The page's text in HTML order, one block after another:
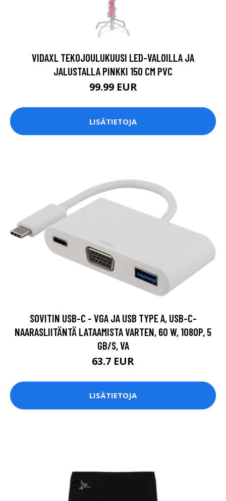
VIDAXL TEKOJOULUKUUSI LED-VALOILLA JA
JALUSTALLA PINKKI 150 CM PVC
99.99 EUR
LISÄTIETOJA
SOVITIN USB-C - VGA JA USB TYPE A, USB-C-
NAARASLIITÄNTÄ LATAAMISTA VARTEN, 60 W, 1080P, 5
GB/S, VA
63.7 EUR
LISÄTIETOJA